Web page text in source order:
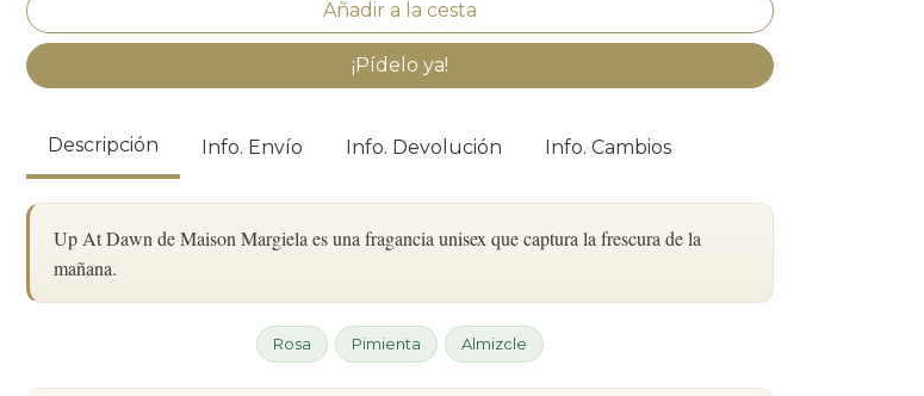
¡Pídelo ya!
Descripción Info. Envío Info. Devolución Info. Cambios
Up At Dawn de Maison Margiela es una fragancia unisex que captura la frescura de la
mañana.
Rosa Pimienta Almizcle